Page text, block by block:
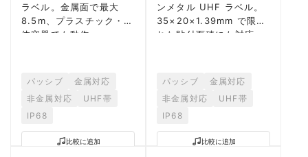
ラベル。金属面で最大
8.5m、プラスチック・液
体容器でも動作。
パッシブ
金属対応
非金属対応
UHF帯
IP68
比較に追加
ンメタル UHF ラベル。
35×20×1.39mm で限ら
れた貼付面積にも対応。
パッシブ
金属対応
非金属対応
UHF帯
IP68
比較に追加